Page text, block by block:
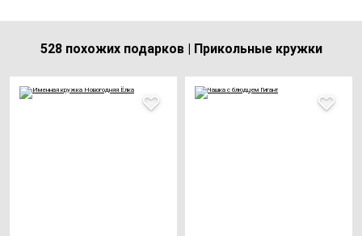
528 похожих подарков | Прикольные кружки